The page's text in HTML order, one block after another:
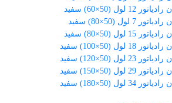
(50×60) سفید
(50×80) سفید
(50×80) سفید
(50×100) سفید
(50×120) سفید
(50×150) سفید
(50×180) سفید